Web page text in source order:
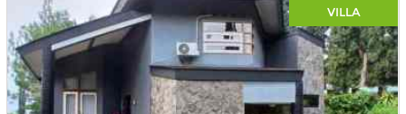
VILLA